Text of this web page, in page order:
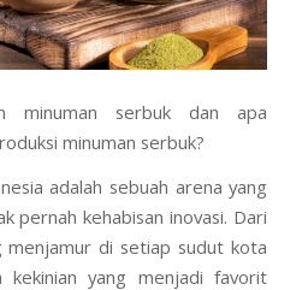
minuman serbuk dan apa
minuman serbuk?
adalah sebuah arena yang
pernah kehabisan inovasi. Dari
menjamur di setiap sudut kota
kekinian yang menjadi favorit